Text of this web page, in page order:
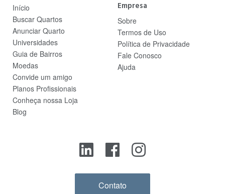
Início
Buscar Quartos
Anunciar Quarto
Universidades
Guia de Bairros
Moedas
Convide um amigo
Planos Profissionais
Conheça nossa Loja
Blog
Empresa
Sobre
Termos de Uso
Política de Privacidade
Fale Conosco
Ajuda
Contato